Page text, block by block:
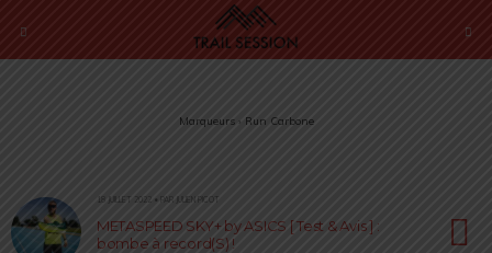
Marqueurs › Run Carbone
18 JUILLET 2022 • PAR JULIEN PICOT
METASPEED SKY+ by ASICS [ Test & Avis ] :
bombe à record(S) !